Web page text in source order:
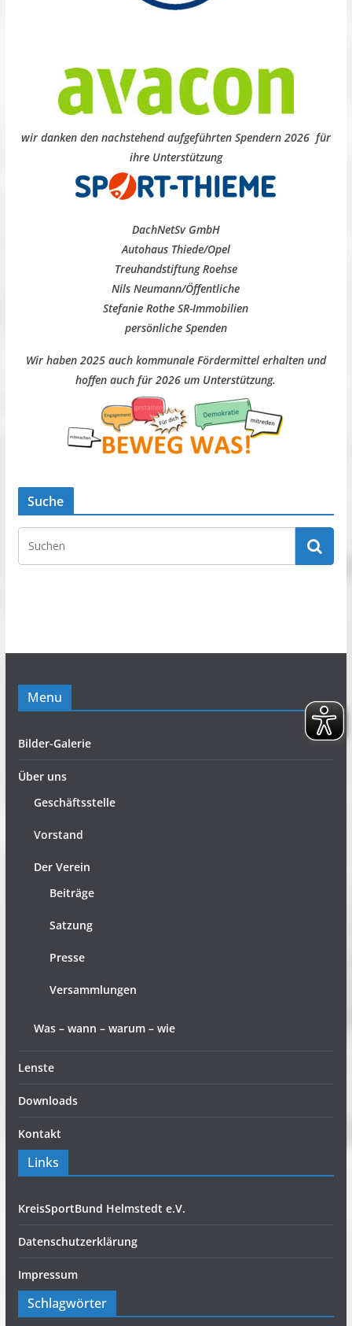
wir danken den nachstehend aufgeführten Spendern 2026 für
ihre Unterstützung
DachNetSv GmbH
Autohaus Thiede/Opel
Treuhandstiftung Roehse
Nils Neumann/Öffentliche
Stefanie Rothe SR-Immobilien
persönliche Spenden
Wir haben 2025 auch kommunale Fördermittel erhalten und
hoffen auch für 2026 um Unterstützung.
Suche
Menu
Bilder-Galerie
Über uns
Geschäftsstelle
Vorstand
Der Verein
Beiträge
Satzung
Presse
Versammlungen
Was – wann – warum – wie
Lenste
Downloads
Kontakt
Links
KreisSportBund Helmstedt e.V.
Datenschutzerklärung
Impressum
Schlagwörter